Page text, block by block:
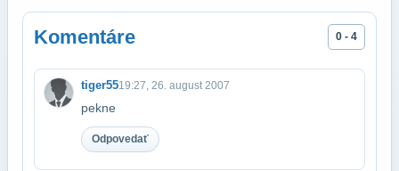
Komentáre 0 - 4
tiger5519:27, 26. august 2007
pekne
Odpovedať